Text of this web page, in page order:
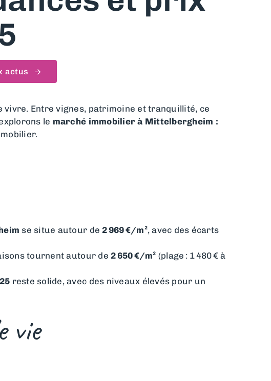
actus
Entre vignes, patrimoine et tranquillité, ce
le marché immobilier à Mittelbergheim :
se situe autour de2 969 €/m², avec des écarts
tournent autour de2 650 €/m² (plage : 1 480 € à
reste solide, avec des niveaux élevés pour un
vie